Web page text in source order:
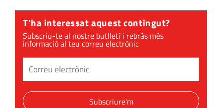
T'ha interessat aquest contingut?
Subscriu-te al nostre butlletí i rebràs més
informació al teu correu electrònic
Subscriure'm